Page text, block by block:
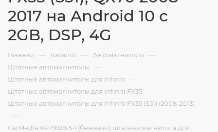
2017 на Android 10 c
2GB, DSP, 4G
Главная — Каталог — Автомагнитолы —
Штатные автомагнитолы —
Штатные автомагнитолы для Infiniti —
Штатные автомагнитолы для Infiniti FX35 —
Штатные автомагнитолы для Infiniti FX35 (S51) (2008-2013)
—
CarMedia KP-9828-5-I (бежевая) штатная магнитола для